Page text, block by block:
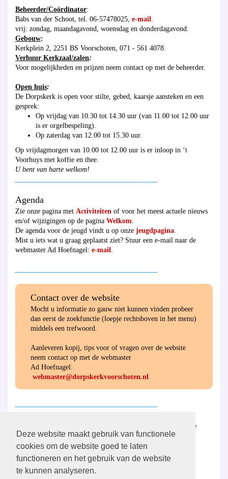
Deze website maakt gebruik van functionele
cookies om de website goed te laten
functioneren en het gebruik van de website
te kunnen analyseren.
Beheerder/Coördinator:
Babs van der Schoot, tel. 06-57478025, e-mail.
vrij: zondag, maandagavond, woensdag en donderdagavond.
Gebouw:
Kerkplein 2, 2251 BS Voorschoten, 071 - 561 4078.
Verhuur Kerkzaal/zalen:
Voor mogelijkheden en prijzen neem contact op met de beheerder.
Open huis:
De Dorpskerk is open voor stilte, gebed, kaarsje aansteken en een
gesprek:
Op vrijdag van 10.30 tot 14.30 uur (van 11.00 tot 12.00 uur
is er orgelbespeling).
Op zaterdag van 12.00 tot 15.30 uur.
Op vrijdagmorgen van 10.00 tot 12.00 uur is er inloop in ‘t
Voorhuys met koffie en thee.
U bent van harte welkom!
Agenda
Zie onze pagina met Activiteiten of voor het meest actuele nieuws
en/of wijzigingen op de pagina Welkom.
De agenda voor de jeugd vindt u op onze jeugdpagina.
Mist u iets wat u graag geplaatst ziet? Stuur een e-mail naar de
webmaster Ad Hoefnagel: e-mail.
Contact over de website
Mocht u informatie zo gauw niet kunnen vinden probeer
dan eerst de zoekfunctie (loepje rechtsboven in het menu)
middels een trefwoord.
Aanleveren kopij, tips voor of vragen over de website
neem contact op met de webmaster
Ad Hoefnagel:
webmaster@dorpskerkvoorschoten.nl
vind u de ANBI-verantwoording van de
gemeente en de diaconie.
________________________________________